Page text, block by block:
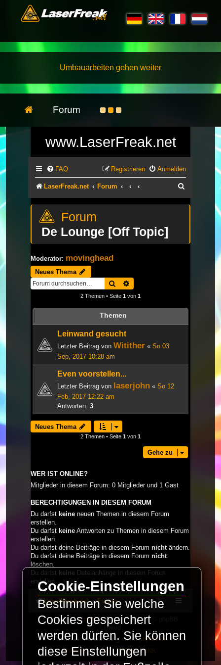
Umbauarbeiten gehen weiter
Forum
www.LaserFreak.net
FAQ Anmelden
Registrieren
LaserFreak.net Forum
De Lounge [Off Topic]
Moderator: movinghead
Neues Thema
Suche
2 Themen • Seite 1 von 1
Themen
Leinwand gesucht
Letzter Beitrag von Witither « So 03
Sep, 2017 10:28 am
Even voorstellen...
Letzter Beitrag von laserjohn « So 12
Feb, 2017 12:22 am
Antworten: 3
Neues Thema
2 Themen • Seite 1 von 1
Gehe zu
WER IST ONLINE?
Mitglieder in diesem Forum: 0 Mitglieder und 1 Gast
BERECHTIGUNGEN IN DIESEM FORUM
Du darfst keine neuen Themen in diesem Forum
erstellen.
Du darfst keine Antworten zu Themen in diesem Forum
erstellen.
Du darfst deine Beiträge in diesem Forum nichtändern.
Du darfst deine Beiträge in diesem Forum nicht
löschen.
Du darfst keine Dateianhänge in diesem Forum
erstellen.
LaserFreak.net Forum
Powered byphpBB® Forum Software © phpBB
Limited
Deutsche Übersetzung durchphpBB.de
PRIVACY_LINK | TERMS_LINK
Cookie-Einstellungen
Bestimmen Sie welche
Cookies gespeichert
werden dürfen. Sie können
diese Einstellungen